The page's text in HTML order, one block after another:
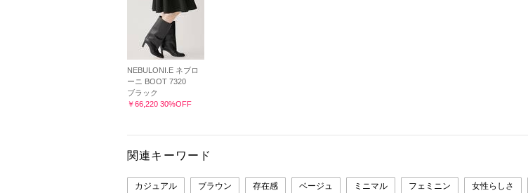
NEBULONI.E ネブロ
ーニ BOOT 7320
ブラック
￥66,220 30%OFF
関連キーワード
カジュアル ブラウン 存在感 ベージュ ミニマル フェミニン 女性らしさ